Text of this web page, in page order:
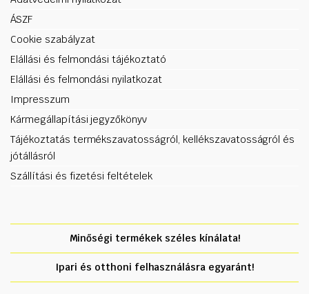
ÁSZF
Cookie szabályzat
Elállási és felmondási tájékoztató
Elállási és felmondási nyilatkozat
Impresszum
Kármegállapítási jegyzőkönyv
Tájékoztatás termékszavatosságról, kellékszavatosságról és
jótállásról
Szállítási és fizetési feltételek
Minőségi termékek széles kínálata!
Ipari és otthoni felhasználásra egyaránt!